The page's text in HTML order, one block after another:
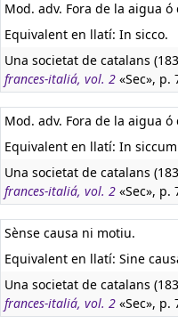
Mod. adv. Fora de la aigua
Equivalent en llatí: In sicco.
Una societat de catalans
frances-italiá, vol. 2 «Sec», p.
Mod. adv. Fora de la aigua
Equivalent en llatí: In
Una societat de catalans
frances-italiá, vol. 2 «Sec», p.
Sènse causa ni motiu.
Equivalent en llatí: Sine
Una societat de catalans
frances-italiá, vol. 2 «Sec», p.